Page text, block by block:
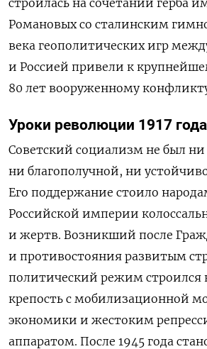
Романовых со сталинским
века геополитических игр
и Россией привели к
80 лет вооруженному
Уроки революции 1917 года
Советский социализм не был
ни благополучной, ни
Его поддержание стоило
Российской империи
и жертв. Возникший после
и противостояния развитым
политический режим строился
крепость с мобилизационной
экономики и жестоким
аппаратом. После 1945 года